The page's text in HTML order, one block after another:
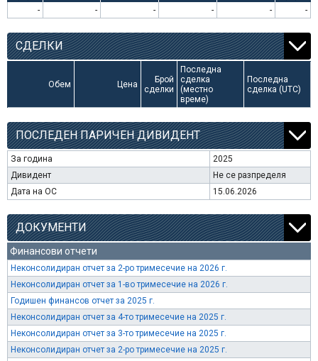
-
- - - - -
СДЕЛКИ
Обем Цена
Брой
сделки
Последна
сделка
(местно
време)
Последна
сделка (UTC)
ПОСЛЕДЕН ПАРИЧЕН ДИВИДЕНТ
За година
2025
Дивидент
Не се разпределя
Дата на ОС
15.06.2026
ДОКУМЕНТИ
Финансови отчети
Неконсолидиран отчет за 2-ро тримесечие на 2026 г.
Неконсолидиран отчет за 1-во тримесечие на 2026 г.
Годишен финансов отчет за 2025 г.
Неконсолидиран отчет за 4-то тримесечие на 2025 г.
Неконсолидиран отчет за 3-то тримесечие на 2025 г.
Неконсолидиран отчет за 2-ро тримесечие на 2025 г.